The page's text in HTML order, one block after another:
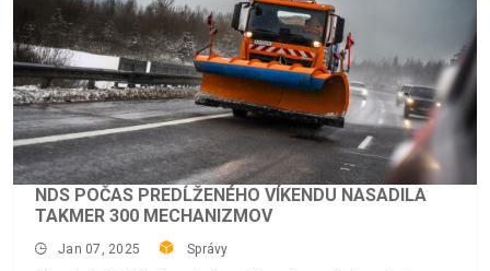
NDS POČAS PREDĹŽENÉHO VÍKENDU NASADILA
TAKMER 300 MECHANIZMOV
Jan 07, 2025 Správy